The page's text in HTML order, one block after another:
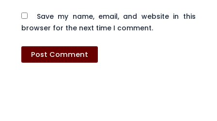
Save my name, email, and website in this
browser for the next time I comment.